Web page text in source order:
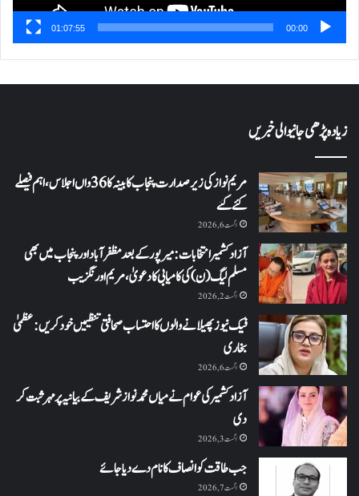
00:00
01:07:55
زیادہ پڑھی جانیوالی خبریں
مریم نواز کی زیر صدارت پنجاب کابینہ کا 36واں اجلاس،اہم فیصلے
کئے گئے
اگست 6, 2026
آزاد کشمیر انتخابات: میرپور کے بعد مظفرآباد اور پنجاب میں بھی
مسلم لیگ (ن) کی کامیابی کا دعویٰ، مریم اورنگزیب
اگست 2, 2026
فیک نیوز پھیلانے والوں کا احتساب صحافتی تنظیمیں خود کریں: عظمیٰ
بخاری
اگست 6, 2026
آزاد کشمیر کی عوام نے میاں محمد نواز شریف کے بیانیہ پر مہر ثبت کر
دی
اگست 3, 2026
جب طاقت کو انصاف کا نام دے دیا جائے
اگست 7, 2026